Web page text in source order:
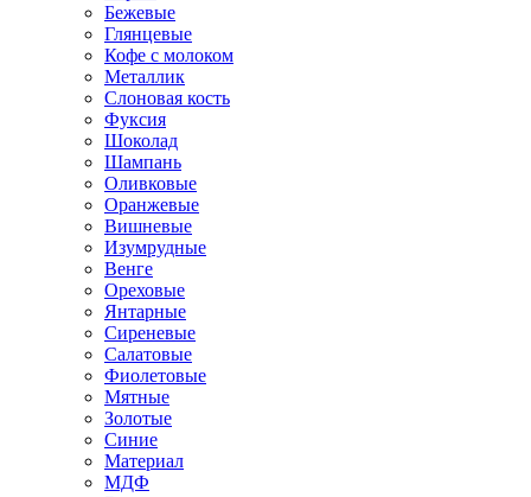
Бежевые
Глянцевые
Кофе с молоком
Металлик
Слоновая кость
Фуксия
Шоколад
Шампань
Оливковые
Оранжевые
Вишневые
Изумрудные
Венге
Ореховые
Янтарные
Сиреневые
Салатовые
Фиолетовые
Мятные
Золотые
Синие
Материал
МДФ